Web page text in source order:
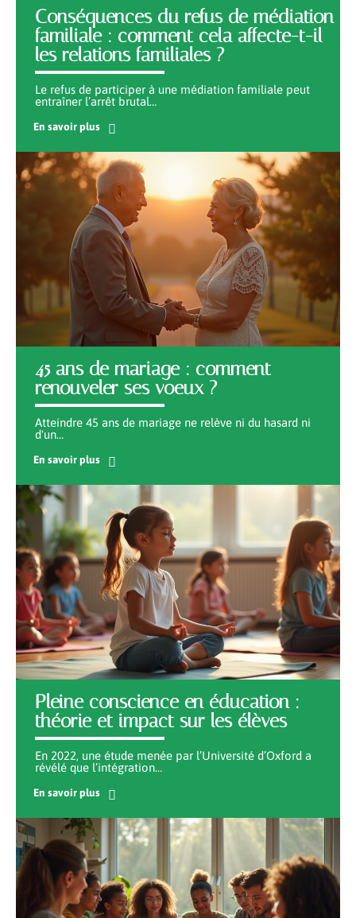
Conséquences du refus de médiation
familiale : comment cela affecte-t-il
les relations familiales ?
Le refus de participer à une médiation familiale peut
entraîner l’arrêt brutal…
En savoir plus
45 ans de mariage : comment
renouveler ses voeux ?
Atteindre 45 ans de mariage ne relève ni du hasard ni
d'un…
En savoir plus
Pleine conscience en éducation :
théorie et impact sur les élèves
En 2022, une étude menée par l’Université d’Oxford a
révélé que l’intégration…
En savoir plus